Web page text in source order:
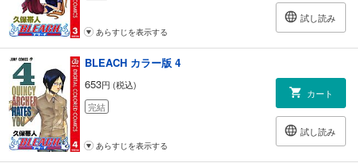
試し読み
あらすじを表示する
BLEACH カラー版 4
653円 (税込)
完結
カート
試し読み
あらすじを表示する